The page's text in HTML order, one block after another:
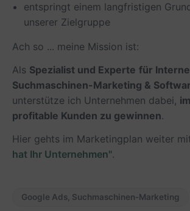
entspringt einem langfristigen
unserer Zielgruppe
Ach so ... meine Mission ist:
Als Spezialist und Experte für
Suchmaschinen-Marketing &
unterstütze ich Unternehmen dabei,
profitable Kunden zu gewinnen.
Hier gehts im Marketingplan weiter
hat Ihr Unternehmen".
Google Ads, Suchmaschinen-Marketing